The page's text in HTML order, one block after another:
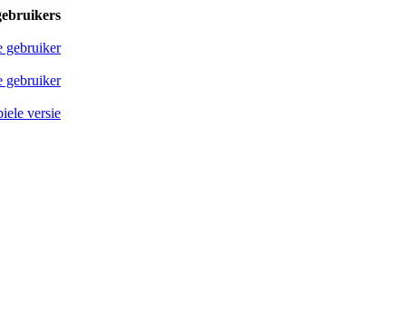
gebruiker
gebruiker
versie